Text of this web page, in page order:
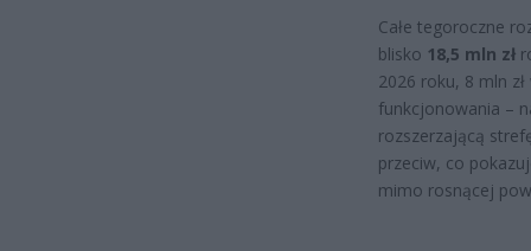
Całe tegoroczne
blisko 18,5 mln zł
2026 roku, 8 mln
funkcjonowania –
rozszerzającą
przeciw, co
mimo rosnącej